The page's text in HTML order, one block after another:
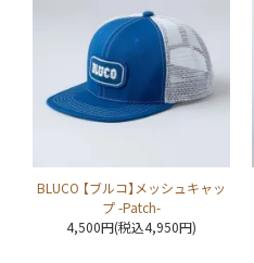
BLUCO 【ブルコ】メッシュキャッ
プ -Patch-
4,500円(税込4,950円)